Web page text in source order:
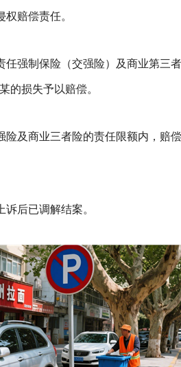
赔偿责任。
强制保险（交强险）及商业第三
的损失予以赔偿。
及商业三者险的责任限额内，赔
后已调解结案。